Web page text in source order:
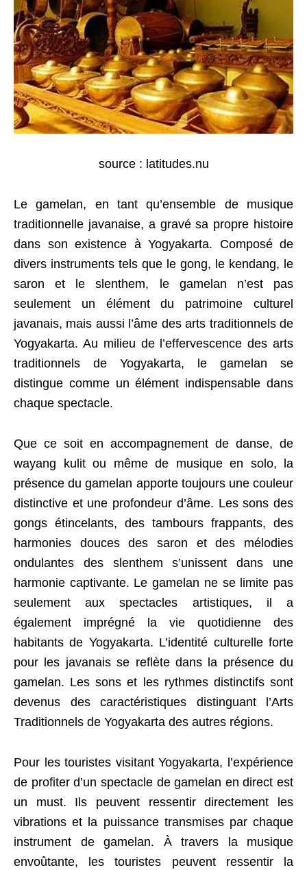
source : latitudes.nu
Le gamelan, en tant qu’ensemble de musique
traditionnelle javanaise, a gravé sa propre histoire
dans son existence à Yogyakarta. Composé de
divers instruments tels que le gong, le kendang, le
saron et le slenthem, le gamelan n’est pas
seulement un élément du patrimoine culturel
javanais, mais aussi l’âme des arts traditionnels de
Yogyakarta. Au milieu de l’effervescence des arts
traditionnels de Yogyakarta, le gamelan se
distingue comme un élément indispensable dans
chaque spectacle.
Que ce soit en accompagnement de danse, de
wayang kulit ou même de musique en solo, la
présence du gamelan apporte toujours une couleur
distinctive et une profondeur d’âme. Les sons des
gongs étincelants, des tambours frappants, des
harmonies douces des saron et des mélodies
ondulantes des slenthem s’unissent dans une
harmonie captivante. Le gamelan ne se limite pas
seulement aux spectacles artistiques, il a
également imprégné la vie quotidienne des
habitants de Yogyakarta. L’identité culturelle forte
pour les javanais se reflète dans la présence du
gamelan. Les sons et les rythmes distinctifs sont
devenus des caractéristiques distinguant l’Arts
Traditionnels de Yogyakarta des autres régions.
Pour les touristes visitant Yogyakarta, l’expérience
de profiter d’un spectacle de gamelan en direct est
un must. Ils peuvent ressentir directement les
vibrations et la puissance transmises par chaque
instrument de gamelan. À travers la musique
envoûtante, les touristes peuvent ressentir la